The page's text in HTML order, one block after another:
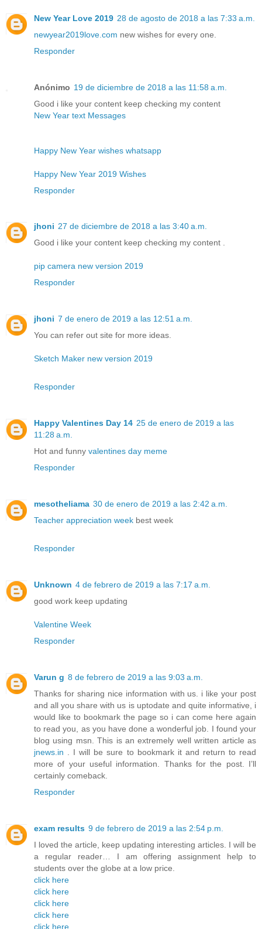
New Year Love 2019 28 de agosto de 2018 a las 7:33 a.m.
newyear2019love.com new wishes for every one.
Responder
Anónimo 19 de diciembre de 2018 a las 11:58 a.m.
Good i like your content keep checking my content
New Year text Messages
Happy New Year wishes whatsapp
Happy New Year 2019 Wishes
Responder
jhoni 27 de diciembre de 2018 a las 3:40 a.m.
Good i like your content keep checking my content .
pip camera new version 2019
Responder
jhoni 7 de enero de 2019 a las 12:51 a.m.
You can refer out site for more ideas.
Sketch Maker new version 2019
Responder
Happy Valentines Day 14 25 de enero de 2019 a las
11:28 a.m.
Hot and funny valentines day meme
Responder
mesotheliama 30 de enero de 2019 a las 2:42 a.m.
Teacher appreciation week best week
Responder
Unknown 4 de febrero de 2019 a las 7:17 a.m.
good work keep updating
Valentine Week
Responder
Varun g 8 de febrero de 2019 a las 9:03 a.m.
Thanks for sharing nice information with us. i like your post
and all you share with us is uptodate and quite informative, i
would like to bookmark the page so i can come here again
to read you, as you have done a wonderful job. I found your
blog using msn. This is an extremely well written article as
jnews.in . I will be sure to bookmark it and return to read
more of your useful information. Thanks for the post. I’ll
certainly comeback.
Responder
exam results 9 de febrero de 2019 a las 2:54 p.m.
I loved the article, keep updating interesting articles. I will be
a regular reader… I am offering assignment help to
students over the globe at a low price.
click here
click here
click here
click here
click here